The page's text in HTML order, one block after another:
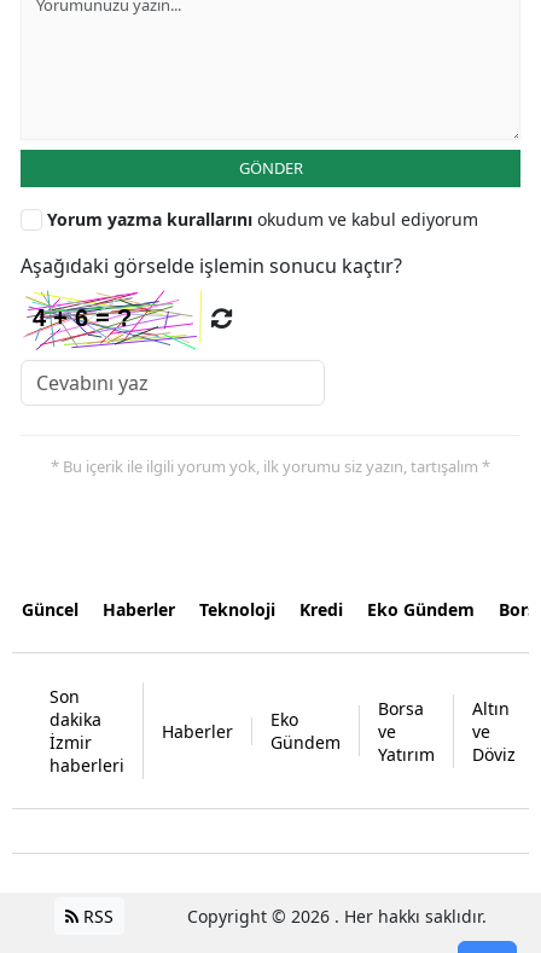
GÖNDER
Yorum yazma kurallarını okudum ve kabul ediyorum
Aşağıdaki görselde işlemin sonucu kaçtır?
* Bu içerik ile ilgili yorum yok, ilk yorumu siz yazın, tartışalım *
Güncel Haberler Teknoloji Kredi Eko Gündem
Son
dakika
İzmir
haberleri
Haberler
Eko
Gündem
Borsa
ve
Yatırım
Altın
ve
Döviz
RSS Copyright © 2026 . Her hakkı saklıdır.